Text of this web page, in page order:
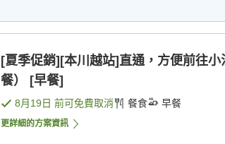
[夏季促銷][本川越站]直通，方便前往
餐） [早餐]
8月19日 前可免費取消 餐食 早餐
更詳細的方案資訊